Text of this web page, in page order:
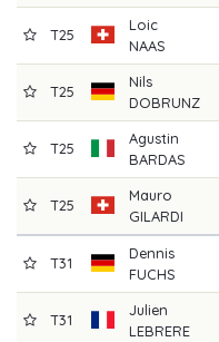
T25
Loic
NAAS
T25
Nils
DOBRUNZ
T25
Agustin
BARDAS
T25
Mauro
GILARDI
T31
Dennis
FUCHS
T31
Julien
LEBRERE